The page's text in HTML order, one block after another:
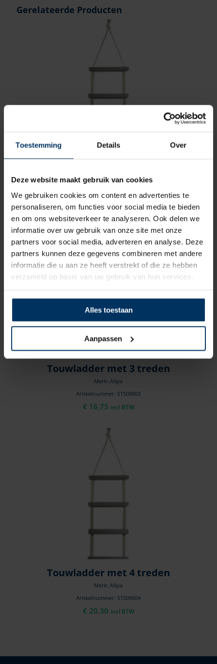
Toestemming Details Over
Deze website maakt gebruik van cookies
We gebruiken cookies om content en advertenties te
personaliseren, om functies voor social media te bieden
en om ons websiteverkeer te analyseren. Ook delen we
informatie over uw gebruik van onze site met onze
partners voor social media, adverteren en analyse. Deze
partners kunnen deze gegevens combineren met andere
informatie die u aan ze heeft verstrekt of die ze hebben
verzameld op basis van uw gebruik van hun services.
Alles toestaan
Aanpassen
Gerelateerde Producten
Merk: Allpa
24,60
Touwladder met 3 treden
Merk: Allpa
Artikelnummer: S1509003
€ 16,75 incl BTW
Touwladder met 4 treden
Merk: Allpa
Artikelnummer: S1509004
€ 20,30 incl BTW